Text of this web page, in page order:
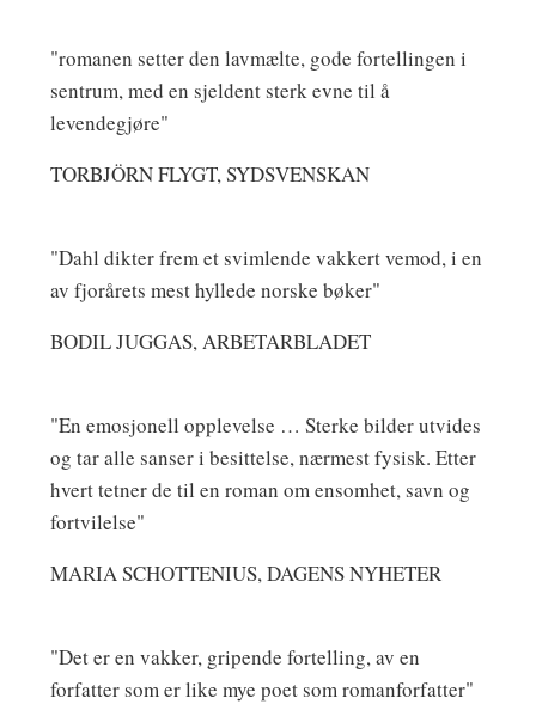
"romanen setter den lavmælte, gode fortellingen i
sentrum, med en sjeldent sterk evne til å
levendegjøre"
TORBJÖRN FLYGT, SYDSVENSKAN
"Dahl dikter frem et svimlende vakkert vemod, i en
av fjorårets mest hyllede norske bøker"
BODIL JUGGAS, ARBETARBLADET
"En emosjonell opplevelse … Sterke bilder utvides
og tar alle sanser i besittelse, nærmest fysisk. Etter
hvert tetner de til en roman om ensomhet, savn og
fortvilelse"
MARIA SCHOTTENIUS, DAGENS NYHETER
"Det er en vakker, gripende fortelling, av en
forfatter som er like mye poet som romanforfatter"